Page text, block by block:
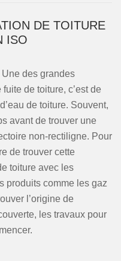
DE TOITURE
ISO
Une des grandes
de toiture, c’est de
de toiture. Souvent,
avant de trouver une
non-rectiligne. Pour
de trouver cette
toiture avec les
produits comme les gaz
l’origine de
les travaux pour